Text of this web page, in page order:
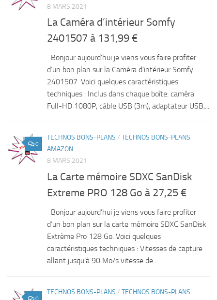
8 MARS 2021
La Caméra d’intérieur Somfy
2401507 à 131,99 €
Bonjour aujourd’hui je viens vous faire profiter
d’un bon plan sur la Caméra d’intérieur Somfy
2401507. Voici quelques caractéristiques
techniques : Inclus dans chaque boîte: caméra
Full-HD 1080P, câble USB (3m), adaptateur USB,...
0
TECHNOS BONS-PLANS / TECHNOS BONS-PLANS
AMAZON
8 MARS 2021
La Carte mémoire SDXC SanDisk
Extreme PRO 128 Go à 27,25 €
Bonjour aujourd’hui je viens vous faire profiter
d’un bon plan sur la carte mémoire SDXC SanDisk
Extrème Pro 128 Go. Voici quelques
caractéristiques techniques : Vitesses de capture
allant jusqu’à 90 Mo/s vitesse de...
0
TECHNOS BONS-PLANS / TECHNOS BONS-PLANS